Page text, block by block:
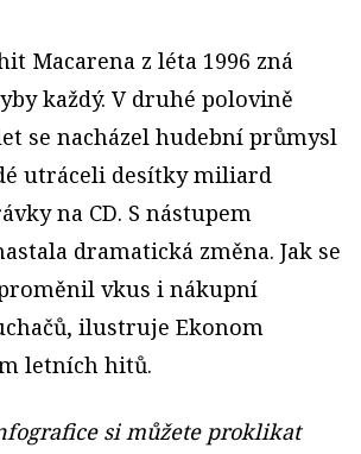
Macarena z léta 1996 zná
každý. V druhé polovině
se nacházel hudební průmysl
utráceli desítky miliard
na CD. S nástupem
dramatická změna. Jak se
vkus i nákupní
ilustruje Ekonom
letních hitů.
si můžete proklikat